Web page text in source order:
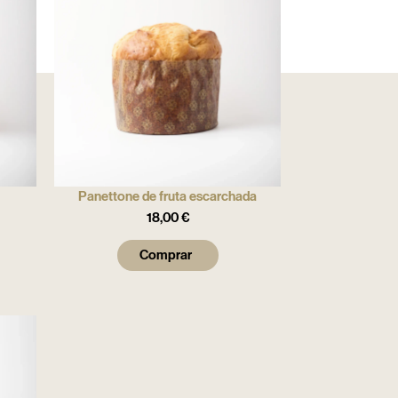
Panettone de fruta escarchada
18,00€
Comprar